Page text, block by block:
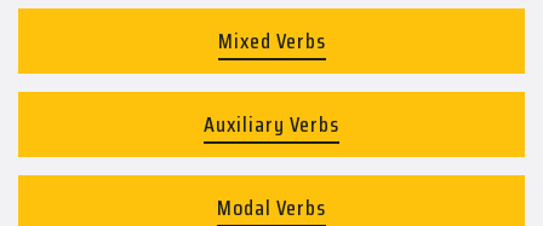
Mixed Verbs
Auxiliary Verbs
Modal Verbs